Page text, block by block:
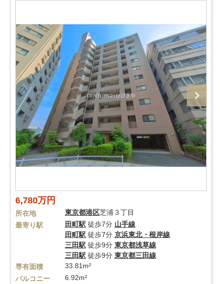
6,780万円
所在地 東京都港区芝浦３丁目
最寄り駅
田町駅 徒歩7分 山手線
田町駅 徒歩7分 京浜東北・根岸線
三田駅 徒歩9分 東京都浅草線
三田駅 徒歩9分 東京都三田線
専有面積
33.81m²
バルコニー
6.92m²